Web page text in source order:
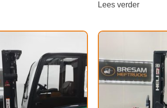
Lees verder